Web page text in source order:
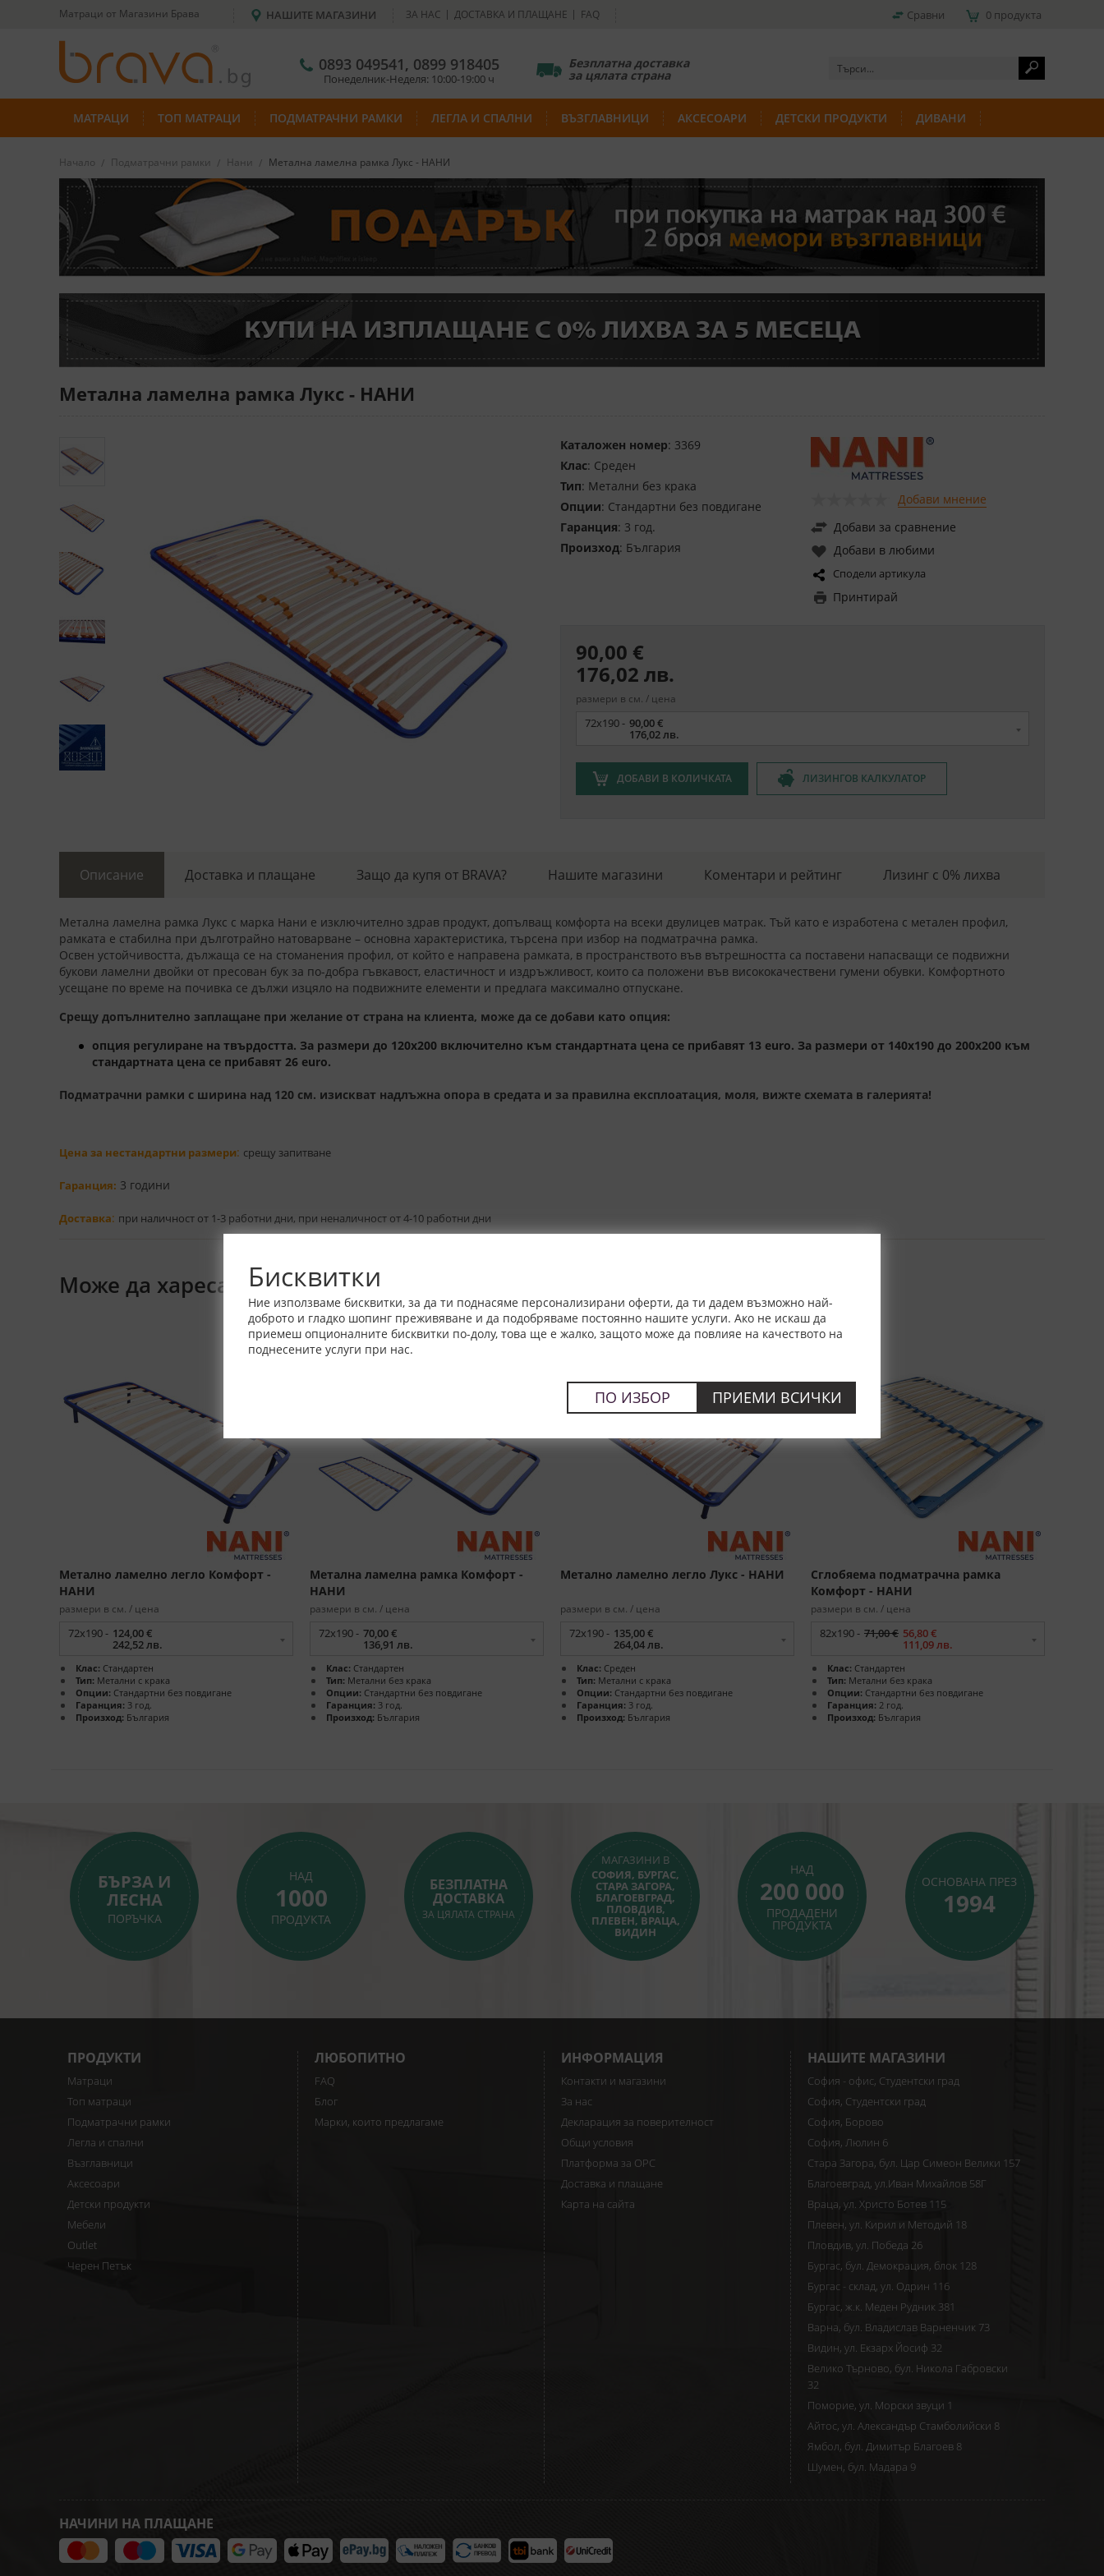
Бисквитки
Ние използваме бисквитки, за да ти поднасяме персонализирани оферти, да ти дадем възможно най-
доброто и гладко шопинг преживяване и да подобряваме постоянно нашите услуги. Ако не искаш да
приемеш опционалните бисквитки по-долу, това ще е жалко, защото може да повлияе на качеството на
поднесените услуги при нас.
ПО ИЗБОР ПРИЕМИ ВСИЧКИ
Матраци от Магазини Брава НАШИТЕ МАГАЗИНИ ЗА НАС ДОСТАВКА И ПЛАЩАНЕ FAQ Сравни 0 продукта
0893 049541, 0899 918405
Понеделник-Неделя: 10:00-19:00 ч
Безплатна доставка
за цялата страна
МАТРАЦИ ТОП МАТРАЦИ ПОДМАТРАЧНИ РАМКИ ЛЕГЛА И СПАЛНИ ВЪЗГЛАВНИЦИ АКСЕСОАРИ ДЕТСКИ ПРОДУКТИ ДИВАНИ
Начало Подматрачни рамки Нани Метална ламелна рамка Лукс - НАНИ
Метална ламелна рамка Лукс - НАНИ
Каталожен номер: 3369
Клас: Среден
Тип: Метални без крака
Опции: Стандартни без повдигане
Гаранция: 3 год.
Произход: България
Добави мнение
Добави за сравнение
Добави в любими
Сподели артикула
Принтирай
90,00 €
176,02 лв.
размери в см. / цена
Размер
72x190 - 90,00 €
176,02 лв.
ДОБАВИ В КОЛИЧКАТА ЛИЗИНГОВ КАЛКУЛАТОР
Описание Доставка и плащане Защо да купя от BRAVA? Нашите магазини Коментари и рейтинг Лизинг с 0% лихва
Метална ламелна рамка Лукс с марка Нани е изключително здрав продукт, допълващ комфорта на всеки двулицев матрак. Тъй като е изработена с метален профил,
рамката е стабилна при дълготрайно натоварване – основна характеристика, търсена при избор на подматрачна рамка.
Освен устойчивостта, дължаща се на стоманения профил, от който е направена рамката, в пространството във вътрешността са поставени напасващи се подвижни
букови ламелни двойки от пресован бук за по-добра гъвкавост, еластичност и издръжливост, които са положени във висококачествени гумени обувки. Комфортното
усещане по време на почивка се дължи изцяло на подвижните елементи и предлага максимално отпускане.
Срещу допълнително заплащане при желание от страна на клиента, може да се добави като опция:
опция регулиране на твърдостта. За размери до 120x200 включително към стандартната цена се прибавят 13 euro. За размери от 140х190 до 200х200 към
стандартната цена се прибавят 26 euro.
Подматрачни рамки с ширина над 120 см. изискват надлъжна опора в средата и за правилна експлоатация, моля, вижте схемата в галерията!
Цена за нестандартни размери: срещу запитване
Гаранция: 3 години
Доставка: при наличност от 1-3 работни дни, при неналичност от 4-10 работни дни
Може да харесате също
Метално ламелно легло Комфорт -
НАНИ
размери в см. / цена
72x190 - 124,00 €
242,52 лв.
Клас: Стандартен
Тип: Метални с крака
Опции: Стандартни без повдигане
Гаранция: 3 год.
Произход: България
Метална ламелна рамка Комфорт -
НАНИ
размери в см. / цена
72x190 - 70,00 €
136,91 лв.
Клас: Стандартен
Тип: Метални без крака
Опции: Стандартни без повдигане
Гаранция: 3 год.
Произход: България
Метално ламелно легло Лукс - НАНИ
размери в см. / цена
72x190 - 135,00 €
264,04 лв.
Клас: Среден
Тип: Метални с крака
Опции: Стандартни без повдигане
Гаранция: 3 год.
Произход: България
Сглобяема подматрачна рамка
Комфорт - НАНИ
размери в см. / цена
82x190 - 71,00 € 56,80 €
111,09 лв.
Клас: Стандартен
Тип: Метални без крака
Опции: Стандартни без повдигане
Гаранция: 2 год.
Произход: България
БЪРЗА И
ЛЕСНА
ПОРЪЧКА
НАД
1000
ПРОДУКТА
БЕЗПЛАТНА
ДОСТАВКА
ЗА ЦЯЛАТА СТРАНА
МАГАЗИНИ В
СОФИЯ, БУРГАС,
СТАРА ЗАГОРА,
БЛАГОЕВГРАД,
ПЛОВДИВ,
ПЛЕВЕН, ВРАЦА,
ВИДИН
НАД
200 000
ПРОДАДЕНИ
ПРОДУКТА
ОСНОВАНА ПРЕЗ
1994
ПРОДУКТИ
Матраци
Топ матраци
Подматрачни рамки
Легла и спални
Възглавници
Аксесоари
Детски продукти
Мебели
Outlet
Черен Петък
ЛЮБОПИТНО
FAQ
Блог
Марки, които предлагаме
ИНФОРМАЦИЯ
Контакти и магазини
За нас
Декларация за поверителност
Общи условия
Платформа за ОРС
Доставка и плащане
Карта на сайта
НАШИТЕ МАГАЗИНИ
София - офис, Студентски град
София, Студентски град
София, Борово
София, Люлин 6
Стара Загора, бул. Цар Симеон Велики 157
Благоевград, ул.Иван Михайлов 58Г
Враца, ул. Христо Ботев 115
Плевен, ул. Кирил и Методий 18
Пловдив, ул. Победа 26
Бургас, бул. Демокрация, блок 128
Бургас - склад, ул. Одрин 116
Бургас, ж.к. Меден Рудник 381
Варна, бул. Владислав Варненчик 73
Видин, ул. Екзарх Йосиф 32
Велико Търново, бул. Никола Габровски
32
Поморие, ул. Морски звуци 1
Айтос, ул. Александър Стамболийски 8
Ямбол, бул. Димитър Благоев 8
Шумен, бул. Мадара 9
НАЧИНИ НА ПЛАЩАНЕ